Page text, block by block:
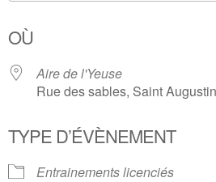
OÙ
Aire de l'Yeuse
Rue des sables, Saint
TYPE D’ÉVÈNEMENT
Entrainements licenciés